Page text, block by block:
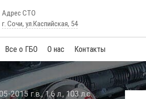
Адрес СТО
г. Сочи, ул.Каспийская, 54
Все о ГБО О нас Контакты
2015 г.в., 1,6 л., 103 л.с.